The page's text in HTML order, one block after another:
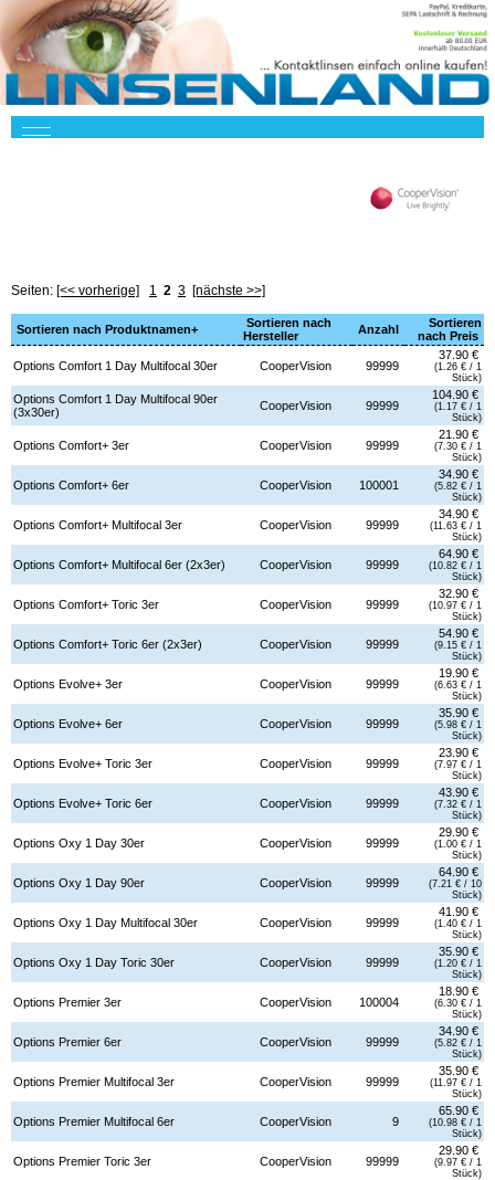
Seiten: [<< vorherige] 1 2 3 [nächste >>]
Sortieren nach Produktnamen+
Sortieren nach
Hersteller
Anzahl
Sortieren
nach Preis
Options Comfort 1 Day Multifocal 30er CooperVision 99999
37.90 €
(1.26 € / 1
Stück)
Options Comfort 1 Day Multifocal 90er
(3x30er)
CooperVision 99999
104.90 €
(1.17 € / 1
Stück)
Options Comfort+ 3er CooperVision 99999
21.90 €
(7.30 € / 1
Stück)
Options Comfort+ 6er CooperVision 100001
34.90 €
(5.82 € / 1
Stück)
Options Comfort+ Multifocal 3er CooperVision 99999
34.90 €
(11.63 € / 1
Stück)
Options Comfort+ Multifocal 6er (2x3er) CooperVision 99999
64.90 €
(10.82 € / 1
Stück)
Options Comfort+ Toric 3er CooperVision 99999
32.90 €
(10.97 € / 1
Stück)
Options Comfort+ Toric 6er (2x3er) CooperVision 99999
54.90 €
(9.15 € / 1
Stück)
Options Evolve+ 3er CooperVision 99999
19.90 €
(6.63 € / 1
Stück)
Options Evolve+ 6er CooperVision 99999
35.90 €
(5.98 € / 1
Stück)
Options Evolve+ Toric 3er CooperVision 99999
23.90 €
(7.97 € / 1
Stück)
Options Evolve+ Toric 6er CooperVision 99999
43.90 €
(7.32 € / 1
Stück)
Options Oxy 1 Day 30er CooperVision 99999
29.90 €
(1.00 € / 1
Stück)
Options Oxy 1 Day 90er CooperVision 99999
64.90 €
(7.21 € / 10
Stück)
Options Oxy 1 Day Multifocal 30er CooperVision 99999
41.90 €
(1.40 € / 1
Stück)
Options Oxy 1 Day Toric 30er CooperVision 99999
35.90 €
(1.20 € / 1
Stück)
Options Premier 3er CooperVision 100004
18.90 €
(6.30 € / 1
Stück)
Options Premier 6er CooperVision 99999
34.90 €
(5.82 € / 1
Stück)
Options Premier Multifocal 3er CooperVision 99999
35.90 €
(11.97 € / 1
Stück)
Options Premier Multifocal 6er CooperVision 9
65.90 €
(10.98 € / 1
Stück)
Options Premier Toric 3er CooperVision 99999
29.90 €
(9.97 € / 1
Stück)